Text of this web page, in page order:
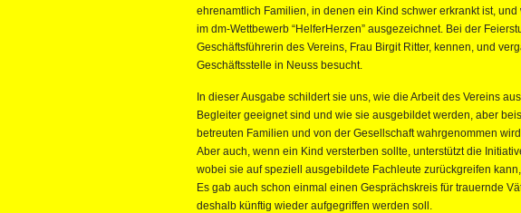
ehrenamtlich Familien, in denen ein Kind schwer erkrankt ist,
im dm-Wettbewerb “HelferHerzen” ausgezeichnet. Bei der
Geschäftsführerin des Vereins, Frau Birgit Ritter, kennen, und
Geschäftsstelle in Neuss besucht.
In dieser Ausgabe schildert sie uns, wie die Arbeit des Vereins
Begleiter geeignet sind und wie sie ausgebildet werden, aber
betreuten Familien und von der Gesellschaft wahrgenommen
Aber auch, wenn ein Kind versterben sollte, unterstützt die
wobei sie auf speziell ausgebildete Fachleute zurückgreifen
Es gab auch schon einmal einen Gesprächskreis für trauernde
deshalb künftig wieder aufgegriffen werden soll.